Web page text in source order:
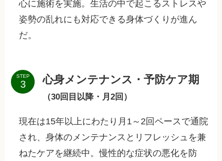
心に施術を実施。生活の中で起こるストレスや
姿勢の乱れにも対応できる身体づくりが進ん
だ。
STEP 心身メンテナンス・予防ケア期
（30回目以降・月2回）
現在は15年以上にわたり月1～2回ペースで通院
され、身体のメンテナンスとリフレッシュを兼
ねたケアを継続中。慢性的な症状の悪化を防